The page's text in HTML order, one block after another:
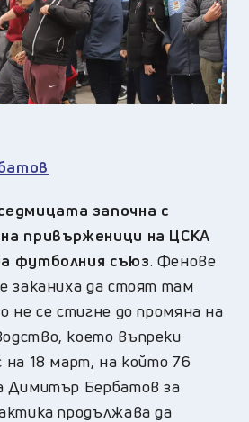
започна с
привърженици на ЦСКА
футболния съюз. Фенове
заканиха да стоят там
не се стигне до промяна на
което въпреки
на 18 март, на който 76
Димитър Бербатов за
продължава да